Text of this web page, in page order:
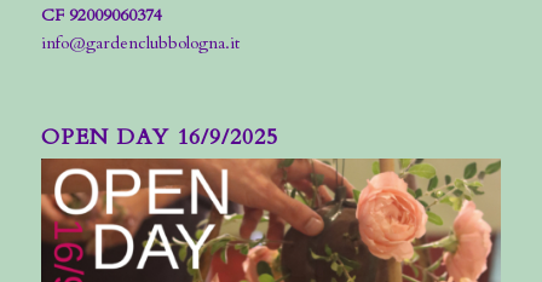
CF 92009060374
info@gardenclubbologna.it
OPEN DAY 16/9/2025